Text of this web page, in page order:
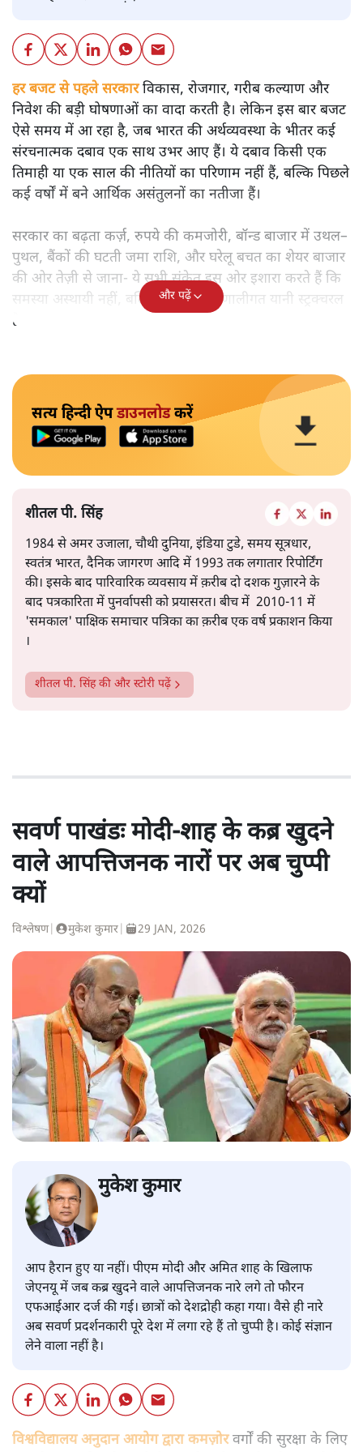
हर बजट से पहले सरकारविकास, रोजगार, गरीब कल्याण और
निवेश की बड़ी घोषणाओं का वादा करती है। लेकिन इस बार बजट
ऐसे समय में आ रहा है, जब भारत की अर्थव्यवस्था के भीतर कई
संरचनात्मक दबाव एक साथ उभर आए हैं। ये दबाव किसी एक
तिमाही या एक साल की नीतियों का परिणाम नहीं हैं, बल्कि पिछले
कई वर्षों में बने आर्थिक असंतुलनों का नतीजा हैं।
सरकार का बढ़ता कर्ज़, रुपये की कमजोरी, बॉन्ड बाजार में उथल–
पुथल, बैंकों की घटती जमा राशि, और घरेलू बचत का शेयर बाजार
की ओर तेज़ी से जाना- ये सभी संकेत इस ओर इशारा करते हैं कि
समस्या अस्थायी नहीं, बल्कि गहरी और प्रणालीगत यानी स्ट्रक्चरल
है।
और पढ़ें
सत्य हिन्दी ऐपडाउनलोडकरें
शीतल पी. सिंह
1984 से अमर उजाला, चौथी दुनिया, इंडिया टुडे, समय सूत्रधार,
स्वतंत्र भारत, दैनिक जागरण आदि में 1993 तक लगातार रिपोर्टिंग
की। इसके बाद पारिवारिक व्यवसाय में क़रीब दो दशक गुज़ारने के
बाद पत्रकारिता में पुनर्वापसी को प्रयासरत। बीच में 2010-11 में
'समकाल' पाक्षिक समाचार पत्रिका का क़रीब एक वर्ष प्रकाशन किया
।
शीतल पी. सिंहकी और स्टोरी पढ़ें
सवर्ण पाखंडः मोदी-शाह के कब्र खुदने
वाले आपत्तिजनक नारों पर अब चुप्पी
क्यों
विश्लेषण| मुकेश कुमार 29 JAN, 2026
मुकेश कुमार
आप हैरान हुए या नहीं। पीएम मोदी और अमित शाह के खिलाफ
जेएनयू में जब कब्र खुदने वाले आपत्तिजनक नारे लगे तो फौरन
एफआईआर दर्ज की गई। छात्रों को देशद्रोही कहा गया। वैसे ही नारे
अब सवर्ण प्रदर्शनकारी पूरे देश में लगा रहे हैं तो चुप्पी है। कोई संज्ञान
लेने वाला नहीं है।
विश्वविद्यालय अनुदान आयोग द्वारा कमज़ोरवर्गों की सुरक्षा के लिए